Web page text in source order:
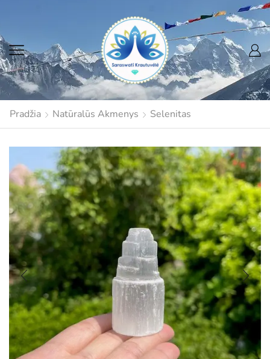
Pradžia Natūralūs Akmenys Selenitas